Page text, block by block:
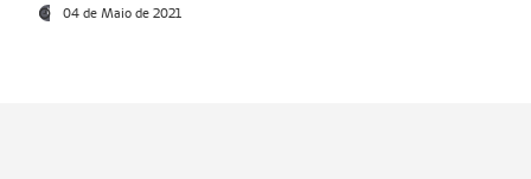
04 de Maio de 2021